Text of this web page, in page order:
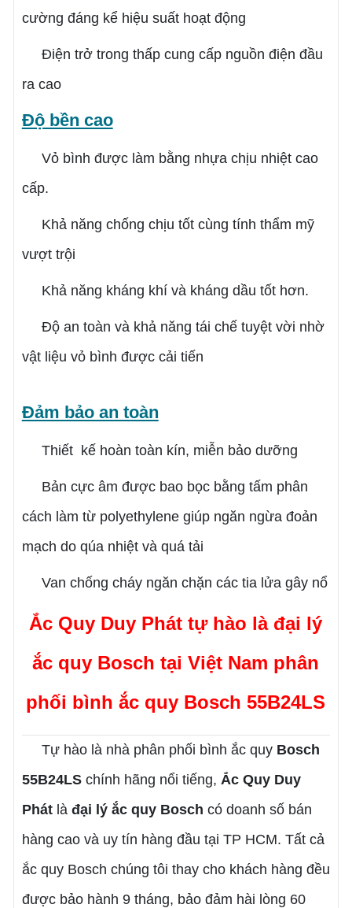
cường đáng kể hiệu suất hoạt động
Điện trở trong thấp cung cấp nguồn điện đầu
ra cao
Độ bền cao
Vỏ bình được làm bằng nhựa chịu nhiệt cao
cấp.
Khả năng chống chịu tốt cùng tính thẩm mỹ
vượt trội
Khả năng kháng khí và kháng dầu tốt hơn.
Độ an toàn và khả năng tái chế tuyệt vời nhờ
vật liệu vỏ bình được cải tiến
Đảm bảo an toàn
Thiết kế hoàn toàn kín, miễn bảo dưỡng
Bản cực âm được bao bọc bằng tấm phân
cách làm từ polyethylene giúp ngăn ngừa đoản
mạch do qúa nhiệt và quá tải
Van chống cháy ngăn chặn các tia lửa gây nổ
Ắc Quy Duy Phát tự hào là đại lý
ắc quy Bosch tại Việt Nam phân
phối bình ắc quy Bosch 55B24LS
Tự hào là nhà phân phối bình ắc quy Bosch
55B24LSchính hãng nổi tiếng, Ắc Quy Duy
Phátlà đại lý ắc quy Bosch có doanh số bán
hàng cao và uy tín hàng đầu tại TP HCM. Tất cả
ắc quy Bosch chúng tôi thay cho khách hàng đều
được bảo hành 9 tháng, bảo đảm hài lòng 60